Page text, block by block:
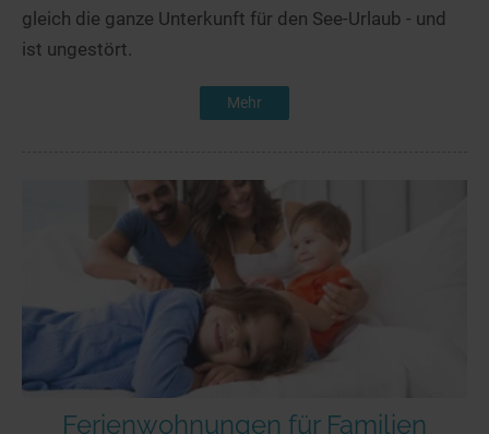
gleich die ganze Unterkunft für den See-Urlaub - und
ist ungestört.
Mehr
Ferienwohnungen für Familien